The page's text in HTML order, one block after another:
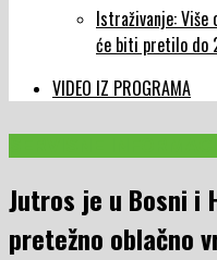
Istraživanje: Više
će biti pretilo do
VIDEO IZ PROGRAMA
Jutros je u Bosni i
pretežno oblačno